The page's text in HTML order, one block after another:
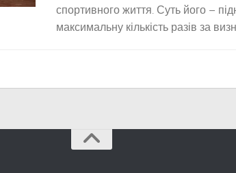
спортивного життя. Суть його –
максимальну кількість разів за